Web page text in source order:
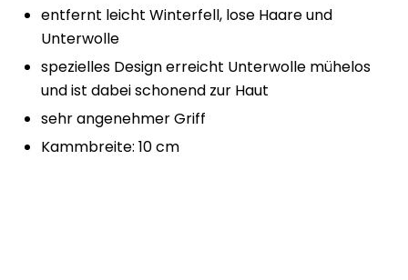
entfernt leicht Winterfell, lose Haare und
Unterwolle
spezielles Design erreicht Unterwolle mühelos
und ist dabei schonend zur Haut
sehr angenehmer Griff
Kammbreite: 10 cm